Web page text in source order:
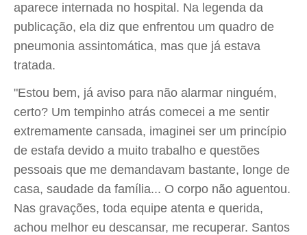
aparece internada no hospital. Na legenda da
publicação, ela diz que enfrentou um quadro de
pneumonia assintomática, mas que já estava
tratada.
"Estou bem, já aviso para não alarmar ninguém,
certo? Um tempinho atrás comecei a me sentir
extremamente cansada, imaginei ser um princípio
de estafa devido a muito trabalho e questões
pessoais que me demandavam bastante, longe de
casa, saudade da família... O corpo não aguentou.
Nas gravações, toda equipe atenta e querida,
achou melhor eu descansar, me recuperar. Santos